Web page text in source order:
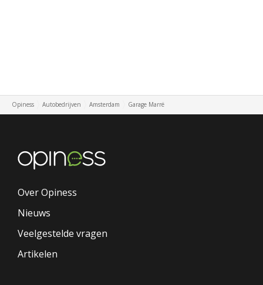
Opiness Autobedrijven Amsterdam Garage Marrë
Over Opiness
Nieuws
Veelgestelde vragen
Artikelen